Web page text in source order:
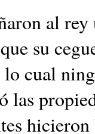
al
su
cual
las